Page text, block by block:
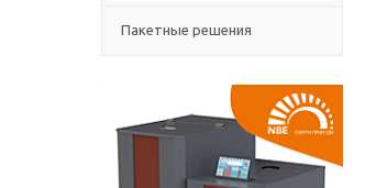
Пакетные решения